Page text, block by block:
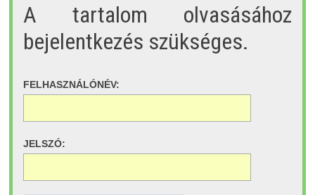
A tartalom olvasásához
bejelentkezés szükséges.
FELHASZNÁLÓNÉV:
JELSZÓ: